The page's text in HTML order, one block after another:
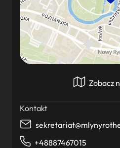
Zobacz
Kontakt
+48887467015